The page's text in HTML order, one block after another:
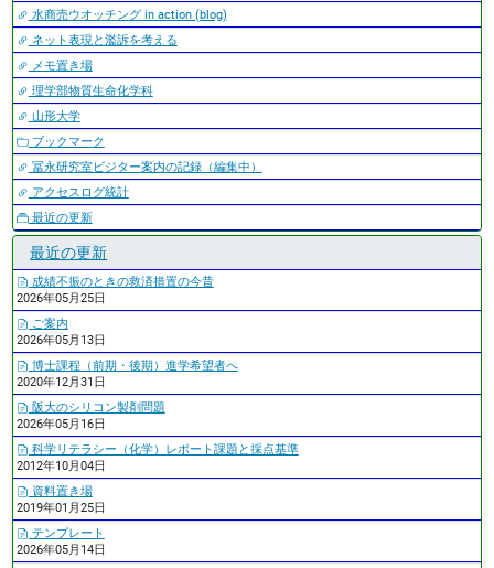
水商売ウオッチング in action (blog)
ネット表現と濫訴を考える
メモ置き場
理学部物質生命化学科
山形大学
ブックマーク
冨永研究室ビジター案内の記録（編集中）
アクセスログ統計
最近の更新
最近の更新
成績不振のときの救済措置の今昔
2026年05月25日
ご案内
2026年05月13日
博士課程（前期・後期）進学希望者へ
2020年12月31日
阪大のシリコン製剤問題
2026年05月16日
科学リテラシー（化学）レポート課題と採点基準
2012年10月04日
資料置き場
2019年01月25日
テンプレート
2026年05月14日